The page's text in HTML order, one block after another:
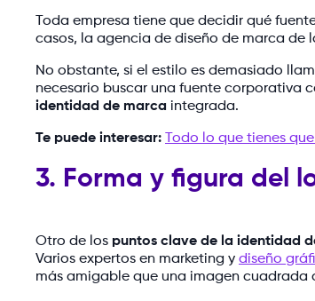
Toda empresa tiene que decidir qué
casos, la agencia de diseño de marca
No obstante, si el estilo es demasiado
necesario buscar una fuente corporativa
identidad de marca integrada.
Te puede interesar: Todo lo que tienes
3. Forma y figura del
Otro de los puntos clave de la identidad
Varios expertos en marketing y diseño
más amigable que una imagen cuadrada